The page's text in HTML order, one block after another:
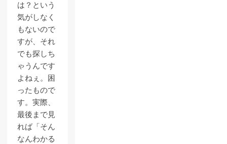
は？という
気がしなく
もないので
すが、それ
でも探しち
ゃうんです
よねぇ。困
ったもので
す。実際、
最後まで見
れば「そん
なんわかる